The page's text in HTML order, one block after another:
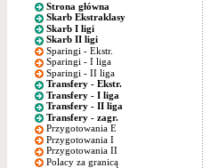
Strona główna
Skarb Ekstraklasy
Skarb I ligi
Skarb II ligi
Sparingi - Ekstr.
Sparingi - I liga
Sparingi - II liga
Transfery - Ekstr.
Transfery - I liga
Transfery - II liga
Transfery - zagr.
Przygotowania E
Przygotowania I
Przygotowania II
Polacy za granicą